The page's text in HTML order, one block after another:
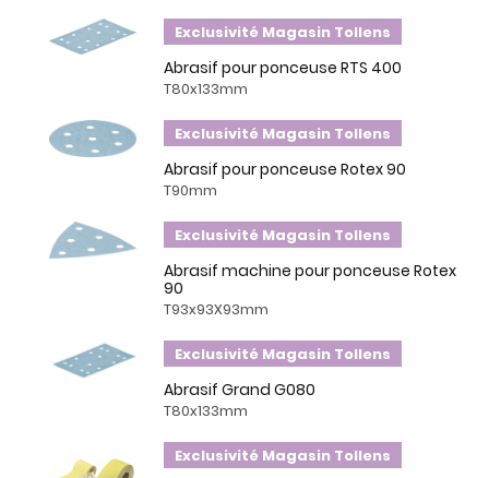
Exclusivité Magasin Tollens
Abrasif pour ponceuse RTS 400
T80x133mm
Exclusivité Magasin Tollens
Abrasif pour ponceuse Rotex 90
T90mm
Exclusivité Magasin Tollens
Abrasif machine pour ponceuse Rotex
90
T93x93X93mm
Exclusivité Magasin Tollens
Abrasif Grand G080
T80x133mm
Exclusivité Magasin Tollens